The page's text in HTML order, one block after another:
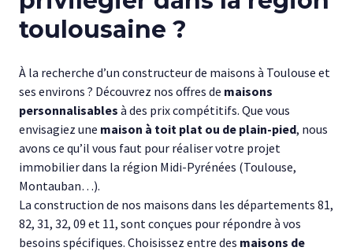
toulousaine ?
À la recherche d’un constructeur de maisons à Toulouse et
ses environs ? Découvrez nos offres de maisons
personnalisables à des prix compétitifs. Que vous
envisagiez une maison à toit plat ou de plain-pied, nous
avons ce qu’il vous faut pour réaliser votre projet
immobilier dans la région Midi-Pyrénées (Toulouse,
Montauban…).
La construction de nos maisons dans les départements 81,
82, 31, 32, 09 et 11, sont conçues pour répondre à vos
besoins spécifiques. Choisissez entre des maisons de